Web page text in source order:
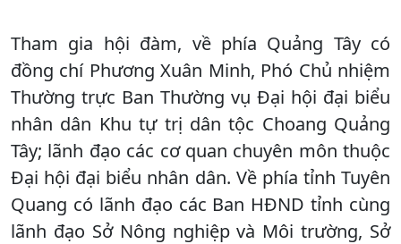
Tham gia hội đàm, về phía Quảng Tây có
đồng chí Phương Xuân Minh, Phó Chủ nhiệm
Thường trực Ban Thường vụ Đại hội đại biểu
nhân dân Khu tự trị dân tộc Choang Quảng
Tây; lãnh đạo các cơ quan chuyên môn thuộc
Đại hội đại biểu nhân dân. Về phía tỉnh Tuyên
Quang có lãnh đạo các Ban HĐND tỉnh cùng
lãnh đạo Sở Nông nghiệp và Môi trường, Sở